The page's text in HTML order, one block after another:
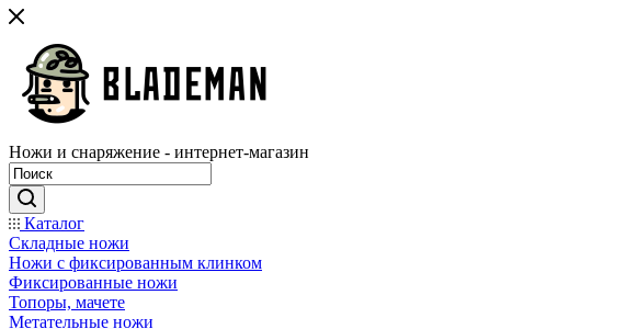
Ножи и снаряжение - интернет-магазин
Каталог
Складные ножи
Ножи с фиксированным клинком
Фиксированные ножи
Топоры, мачете
Метательные ножи